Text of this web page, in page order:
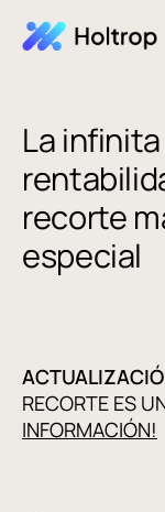
La
recorte
especial
RECORTE ES
INFORMACIÓN!